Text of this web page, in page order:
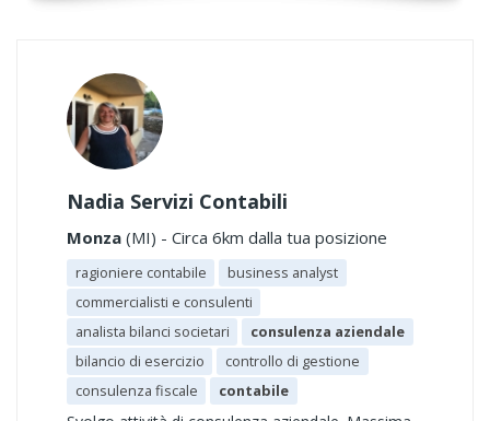
Nadia Servizi Contabili
Monza (MI) - Circa 6km dalla tua posizione
ragioniere contabile
business analyst
commercialisti e consulenti
analista bilanci societari
consulenza aziendale
bilancio di esercizio
controllo di gestione
consulenza fiscale
contabile